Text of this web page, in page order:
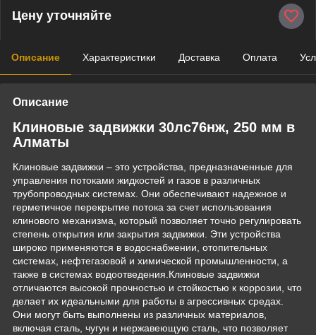
Цену уточняйте
Описание Характеристики Доставка Оплата
Описание
Клиновые задвижки 30лс76нж, 250 мм в
Алматы
Клиновые задвижки – это устройства, предназначенные для
управления потоками жидкостей и газов в различных
трубопроводных системах. Они обеспечивают надежное и
герметичное перекрытие потока за счет использования
клинового механизма, который позволяет точно регулировать
степень открытия или закрытия задвижки. Эти устройства
широко применяются в водоснабжении, отопительных
системах, нефтегазовой и химической промышленности, а
также в системах водоотведения.Клиновые задвижки
отличаются высокой прочностью и стойкостью к коррозии, что
делает их идеальными для работы в агрессивных средах.
Они могут быть выполнены из различных материалов,
включая сталь, чугун и нержавеющую сталь, что позволяет